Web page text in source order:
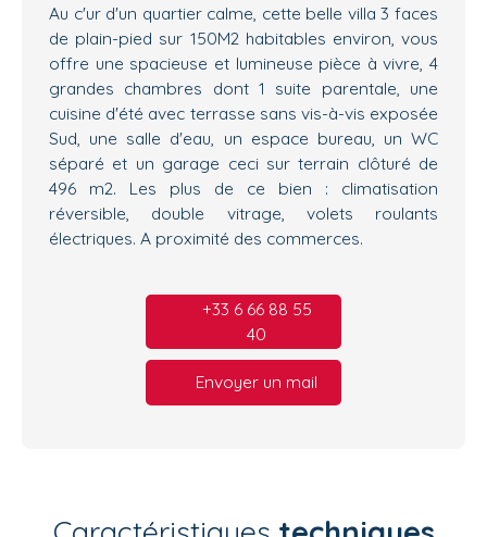
Au c'ur d'un quartier calme, cette belle villa 3 faces
de plain-pied sur 150M2 habitables environ, vous
offre une spacieuse et lumineuse pièce à vivre, 4
grandes chambres dont 1 suite parentale, une
cuisine d'été avec terrasse sans vis-à-vis exposée
Sud, une salle d'eau, un espace bureau, un WC
séparé et un garage ceci sur terrain clôturé de
496 m2. Les plus de ce bien : climatisation
réversible, double vitrage, volets roulants
électriques. A proximité des commerces.
+33 6 66 88 55
40
Envoyer un mail